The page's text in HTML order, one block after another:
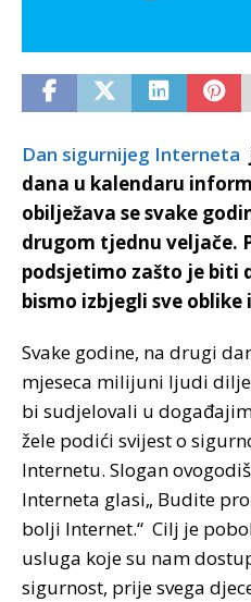
Dan sigurnijeg Interneta
dana u kalendaru
obilježava se svake
drugom tjednu veljače.
podsjetimo zašto je biti
bismo izbjegli sve
Svake godine, na drugi
mjeseca milijuni ljudi
bi sudjelovali u
žele podići svijest o
Internetu. Slogan
Interneta glasi„ Budite
bolji Internet.“ Cilj je
usluga koje su nam
sigurnost, prije svega